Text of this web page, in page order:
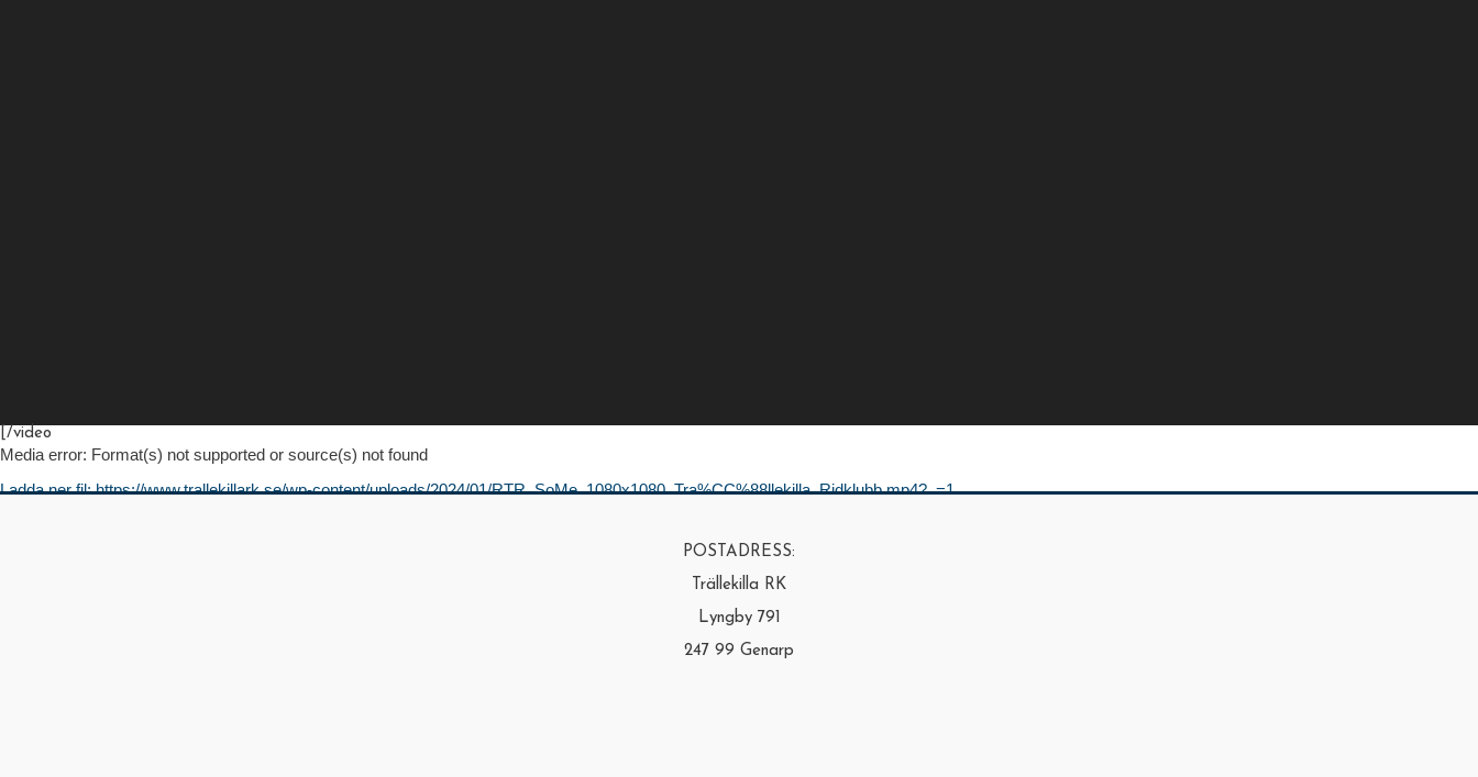
Media error: Format(s) not supported or source(s) not found
Ladda ner fil: https://www.trallekillark.se/wp-content/uploads/2024/01/RTR_SoMe_1080x1080_Tra%CC%88llekilla_Ridklubb.mp4?_=1
[/video
POSTADRESS:
Trällekilla RK
Lyngby 791
247 99 Genarp